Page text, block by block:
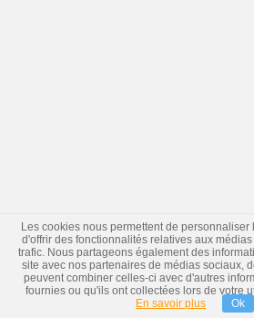
Les cookies nous permettent de personnaliser
d'offrir des fonctionnalités relatives aux
trafic. Nous partageons également des
site avec nos partenaires de médias sociaux,
peuvent combiner celles-ci avec d'autres
fournies ou qu'ils ont collectées lors de votre
En savoir plus
Ok